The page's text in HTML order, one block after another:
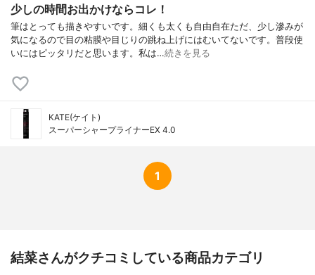
少しの時間お出かけならコレ！
筆はとっても描きやすいです。細くも太くも自由自在ただ、少し滲みが
気になるので目の粘膜や目じりの跳ね上げにはむいてないです。普段使
いにはピッタリだと思います。私は…続きを見る
KATE(ケイト)
スーパーシャープライナーEX 4.0
1
結菜さんがクチコミしている商品カテゴリ